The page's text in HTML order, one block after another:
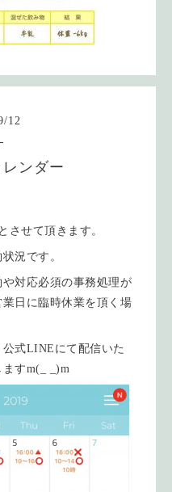
/12
ンダー
させて頂きます。
況です。
対応必須の事務処理が
日に臨時休業を頂く場
式LINEにて配信いた
すm(_ _)m